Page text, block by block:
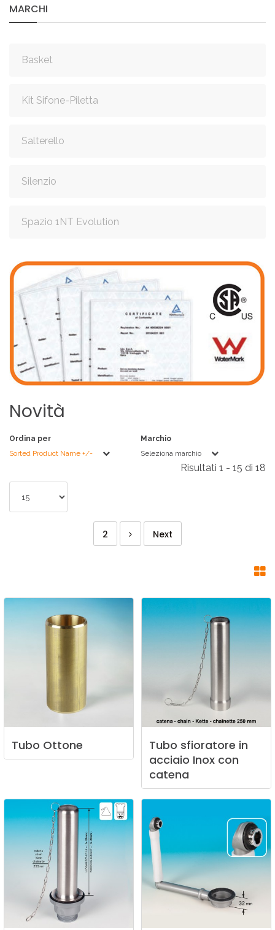
MARCHI
Basket
Kit Sifone-Piletta
Salterello
Silenzio
Spazio 1NT Evolution
Novità
Ordina per
Sorted Product Name +/-
Marchio
Seleziona marchio
Risultati 1 - 15 di 18
2 Next
Tubo Ottone Tubo sfioratore in
acciaio Inox con
catena